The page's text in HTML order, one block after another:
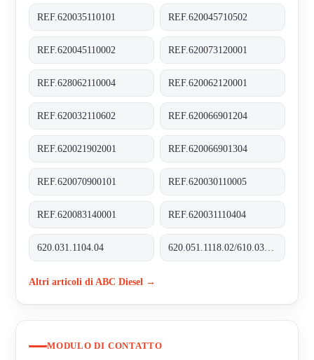
REF.620035110101 REF.620045710502
REF.620045110002 REF.620073120001
REF.628062110004 REF.620062120001
REF.620032110602 REF.620066901204
REF.620021902001 REF.620066901304
REF.620070900101 REF.620030110005
REF.620083140001 REF.620031110404
620.031.1104.04
Altri articoli di ABC Diesel →
MODULO DI CONTATTO